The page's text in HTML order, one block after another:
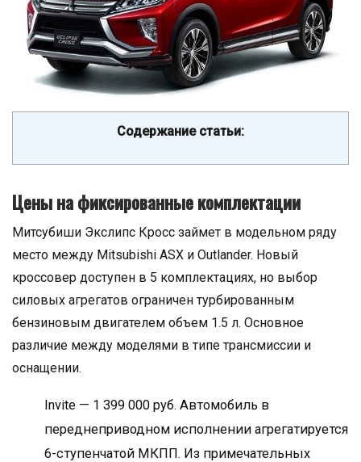
Содержание статьи:
Цены на фиксированные комплектации
Митсубиши Экслипс Кросс займет в модельном ряду
место между Mitsubishi ASX и Outlander. Новый
кроссовер доступен в 5 комплектациях, но выбор
силовых агрегатов ограничен турбированным
бензиновым двигателем объем 1.5 л. Основное
различие между моделями в типе трансмиссии и
оснащении.
Invite — 1 399 000 руб. Автомобиль в
переднеприводном исполнении агрегатируется
6-ступенчатой МКПП. Из примечательных